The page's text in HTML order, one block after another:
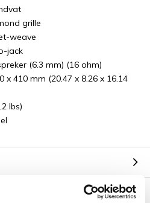
grille
weave
jack
(6.3 mm) (16 ohm)
x 410 mm (20.47 x 8.26 x 16.14
lbs)